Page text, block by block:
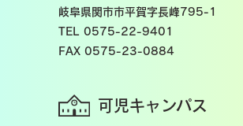
岐阜県関市市平賀字長峰795-1
TEL 0575-22-9401
FAX 0575-23-0884
可児キャンパス